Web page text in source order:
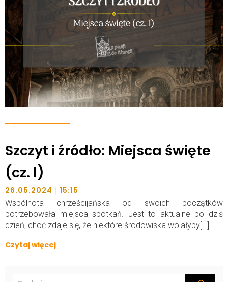
Szczyt i źródło: Miejsca święte
(cz. I)
26.05.2024 | 15:15
Wspólnota chrześcijańska od swoich początków
potrzebowała miejsca spotkań. Jest to aktualne po dziś
dzień, choć zdaje się, że niektóre środowiska wolałyby[…]
Czytaj więcej